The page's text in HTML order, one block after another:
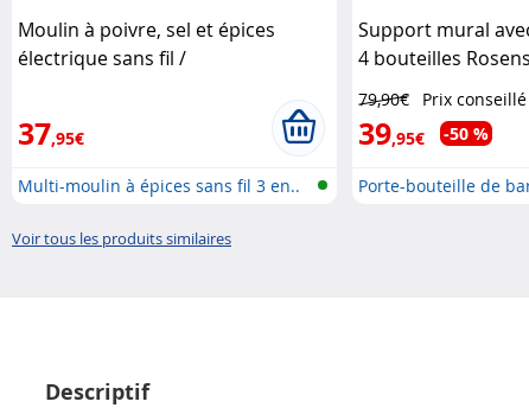
Moulin à poivre, sel et épices
électrique sans fil /
37,95€
Multi-moulin à épices sans fil 3 en..
Support mural
4 bouteilles
79,90€ Prix conseillé
39,95€ -50 %
Porte-bouteille de
Voir tous les produits similaires
Descriptif